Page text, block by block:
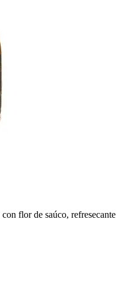
flor de saúco, refresecante